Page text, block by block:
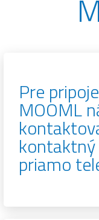
Pre
MOOML
priamo